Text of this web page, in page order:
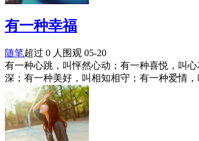
有一种幸福
随笔超过 0 人围观 05-20
有一种心跳，叫怦然心动；有一种喜悦，叫
深；有一种美好，叫相知相守；有一种爱情